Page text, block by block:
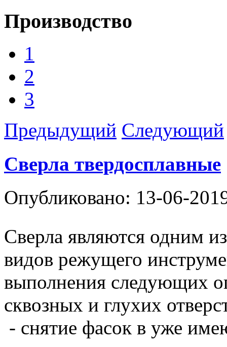
Производство
1
2
3
Предыдущий Следующий
Сверла твердосплавные
Опубликовано: 13-06-
Сверла являются одним
видов режущего
выполнения следующих
сквозных и глухих
- снятие фасок в уже